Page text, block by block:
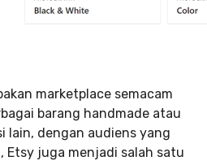
marketplace semacam
barang handmade atau
lain, dengan audiens yang
Etsy juga menjadi salah satu